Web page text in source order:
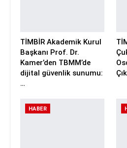
TİMBİR Akademik Kurul
Başkanı Prof. Dr.
Kamer’den TBMM’de
dijital güvenlik sunumu:
…
HABER